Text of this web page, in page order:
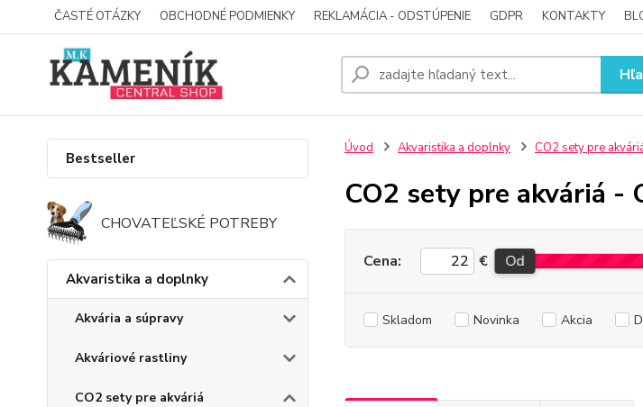
ČASTÉ OTÁZKY OBCHODNÉ PODMIENKY REKLAMÁCIA - ODSTÚPENIE GDPR KONTAKTY
Bestseller
CHOVATEĽSKÉ POTREBY
Akvaristika a doplnky
Akvária a súpravy
Akváriové rastliny
CO2 sety pre akváriá
Úvod Akvaristika a doplnky CO2 sety pre
CO2 sety pre akváriá -
Cena: € Od
Skladom Novinka Akcia